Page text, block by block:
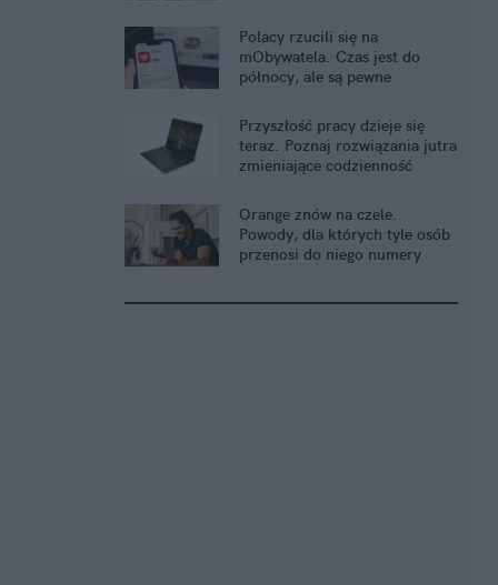
Polacy rzucili się na
mObywatela. Czas jest do
północy, ale są pewne
Przyszłość pracy dzieje się
teraz. Poznaj rozwiązania jutra
zmieniające codzienność
Orange znów na czele.
Powody, dla których tyle osób
przenosi do niego numery